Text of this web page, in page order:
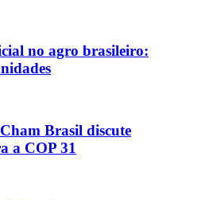
no agro brasileiro:
Brasil discute
a COP 31